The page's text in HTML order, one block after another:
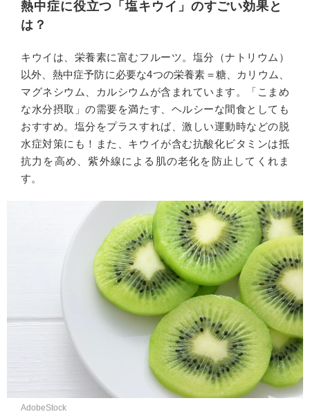
熱中症に役立つ「塩キウイ」のすごい効果と
は？
キウイは、栄養素に富むフルーツ。塩分（ナトリウム）
以外、熱中症予防に必要な4つの栄養素＝糖、カリウム、
マグネシウム、カルシウムが含まれています。「こまめ
な水分摂取」の需要を満たす、ヘルシーな間食としても
おすすめ。塩分をプラスすれば、激しい運動時などの脱
水症対策にも！また、キウイが含む抗酸化ビタミンは抵
抗力を高め、紫外線による肌の老化を防止してくれま
す。
AdobeStock